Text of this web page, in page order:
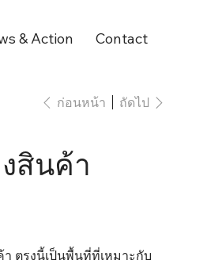
& Action Contact
ก่อนหน้า ถัดไป
สินค้า
ตรงนี้เป็นพื้นที่ที่เหมาะกับ